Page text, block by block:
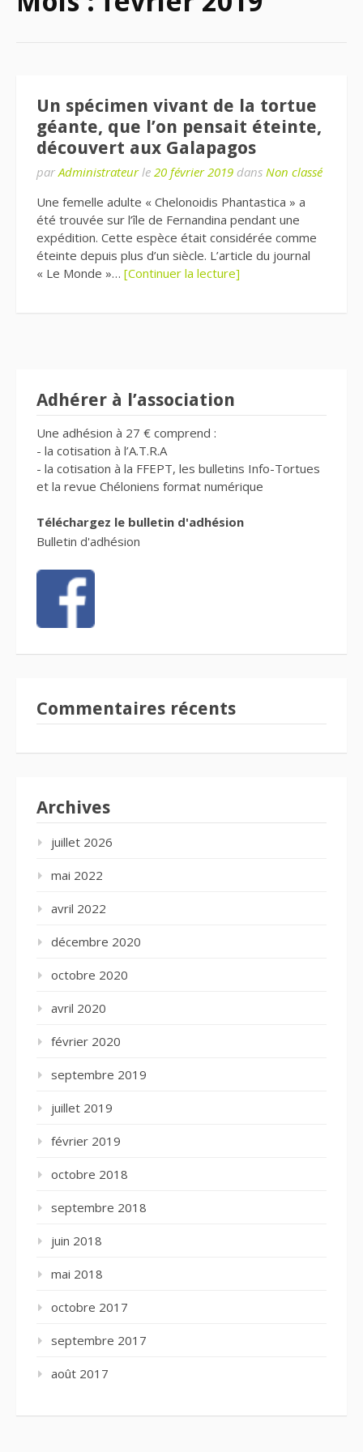
Un spécimen vivant de la tortue
géante, que l’on pensait éteinte,
découvert aux Galapagos
parAdministrateurle 20 février 2019 dans Non classé
Une femelle adulte « Chelonoidis Phantastica » a
été trouvée sur l’île de Fernandina pendant une
expédition. Cette espèce était considérée comme
éteinte depuis plus d’un siècle. L’article du journal
« Le Monde »… [Continuer la lecture]
Adhérer à l’association
Une adhésion à 27 € comprend :
- la cotisation à l’A.T.R.A
- la cotisation à la FFEPT, les bulletins Info-Tortues
et la revue Chéloniens format numérique
Téléchargez le bulletin d'adhésion
Bulletin d'adhésion
Commentaires récents
Archives
juillet 2026
mai 2022
avril 2022
décembre 2020
octobre 2020
avril 2020
février 2020
septembre 2019
juillet 2019
février 2019
octobre 2018
septembre 2018
juin 2018
mai 2018
octobre 2017
septembre 2017
août 2017